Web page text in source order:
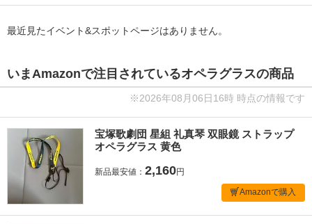
最近見たイベント&スポットページはありません。
いまAmazonで注目されているオペラグラスの商品
※2026年08月06日16時 時点の情報です
宝塚歌劇団 星組 礼真琴 双眼鏡 ストラップ
オペラグラス 黄色
新品最安値： 2,160円
Amazonで購入